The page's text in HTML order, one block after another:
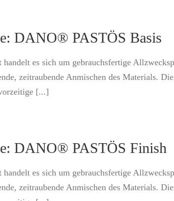
DANO® PASTÖS Basis
es sich um gebrauchsfertige
zeitraubende Anmischen des Materials.
[...]
DANO® PASTÖS Finish
es sich um gebrauchsfertige
zeitraubende Anmischen des Materials.